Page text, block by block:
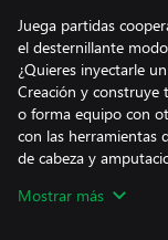
Juega partidas
el desternillante
¿Quieres inyectarle
Creación y construye
o forma equipo con
con las herramientas
de cabeza y
Mostrar más